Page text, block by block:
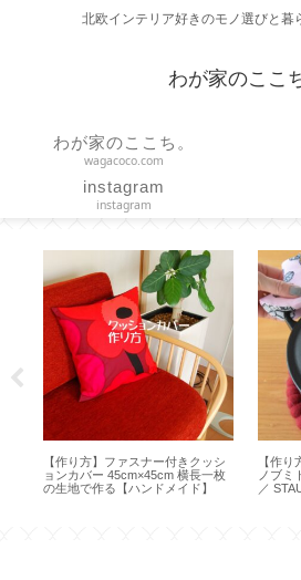
北欧インテリア好きのモノ選びと暮
わが家のここ
わが家のここち。
wagacoco.com
instagram
instagram
【作り方】直線縫いだけで作る つ
っぱり棒に通す簡易カーテン
【marimekko ハンドメイド】
プ